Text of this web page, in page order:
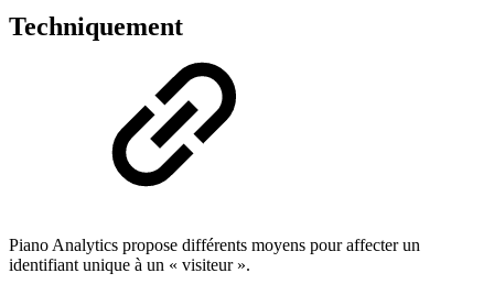
Techniquement
Piano Analytics propose différents moyens pour affecter un
identifiant unique à un « visiteur ».